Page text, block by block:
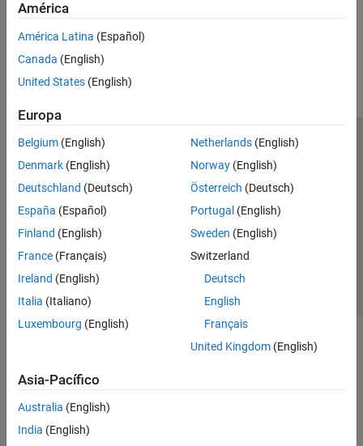
Aplicaciones
Generación, análisis y preprocesamiento
Mediciones y extracción de
características
Filtros digitales y analógicos
Análisis del espectro
Análisis de tiempo-frecuencia
Análisis de vibración
IA para señales
América
América Latina (Español)
Canada (English)
United States (English)
Europa
Belgium (English)
Denmark (English)
Deutschland (Deutsch)
España (Español)
Finland (English)
France (Français)
Ireland (English)
Italia (Italiano)
Luxembourg (English)
Netherlands(English)
Norway(English)
Österreich (Deutsch)
Portugal (English)
Sweden (English)
Switzerland
Deutsch
English
Français
United Kingdom(English)
Asia-Pacífico
Australia (English)
India (English)
Centro de confianza
Marcas comerciales
Política de privacidad
Antipiratería
Estado de las aplicaciones
Información de contacto
© 1994-2026 The MathWorks, Inc.